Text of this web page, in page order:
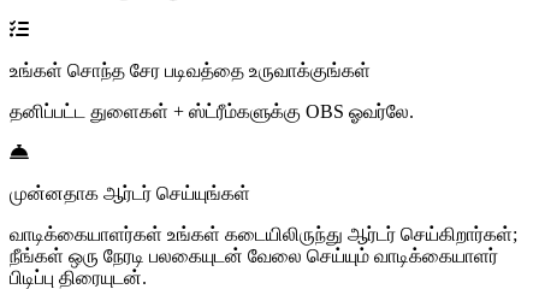
உங்கள் சொந்த சேர படிவத்தை உருவாக்குங்கள்
தனிப்பட்ட துளைகள் + ஸ்ட்ரீம்களுக்கு OBS ஓவர்லே.
முன்னதாக ஆர்டர் செய்யுங்கள்
வாடிக்கையாளர்கள் உங்கள் கடையிலிருந்து ஆர்டர் செய்கிறார்கள்;
நீங்கள் ஒரு நேரடி பலகையுடன் வேலை செய்யும் வாடிக்கையாளர்
பிடிப்பு திரையுடன்.